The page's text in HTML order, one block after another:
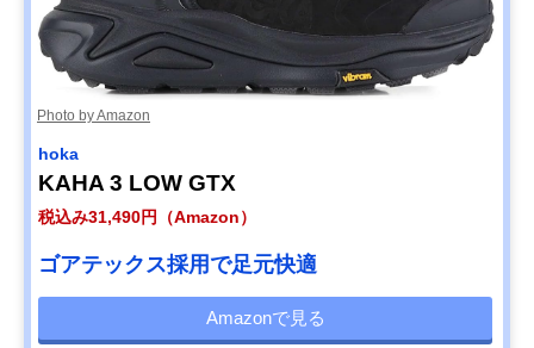
Photo by Amazon
hoka
KAHA 3 LOW GTX
税込み31,490円（Amazon）
ゴアテックス採用で足元快適
Amazonで見る